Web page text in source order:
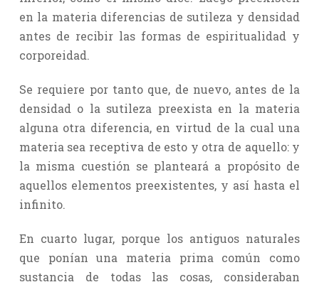
en la materia diferencias de sutileza y densidad
antes de recibir las formas de espiritualidad y
corporeidad.
Se requiere por tanto que, de nuevo, antes de la
densidad o la sutileza preexista en la materia
alguna otra diferencia, en virtud de la cual una
materia sea receptiva de esto y otra de aquello: y
la misma cuestión se planteará a propósito de
aquellos elementos preexistentes, y así hasta el
infinito.
En cuarto lugar, porque los antiguos naturales
que ponían una materia prima común como
sustancia de todas las cosas, consideraban